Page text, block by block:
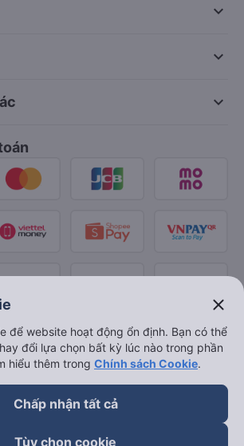
keyboard_arrow_down
keyboard_arrow_down
keyboard_arrow_down
close
để website hoạt động ổn định. Bạn có thể
đổi lựa chọn bất kỳ lúc nào trong phần
hiểu thêm trong Chính sách Cookie.
Chấp nhận tất cả
Tùy chọn cookie